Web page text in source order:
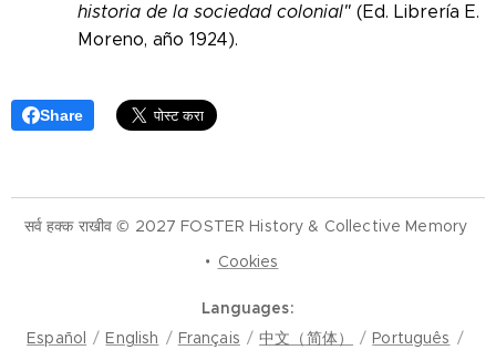
historia de la sociedad colonial" (Ed. Librería E.
Moreno, año 1924).
Share
सर्व हक्क राखीव © 2027 FOSTER History & Collective Memory
Cookies
Languages
Español
English Français 中文（简体）
Português